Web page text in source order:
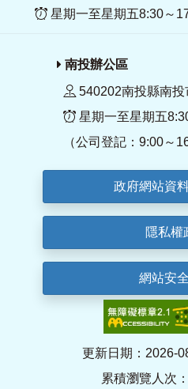
星期一至星期五8:30～
南投辦公區
540202南投縣南投
星期一至星期五
（公司登記：9:00～
政府網站資
隱私權
網站安
更新日期：2026-
累積瀏覽人次